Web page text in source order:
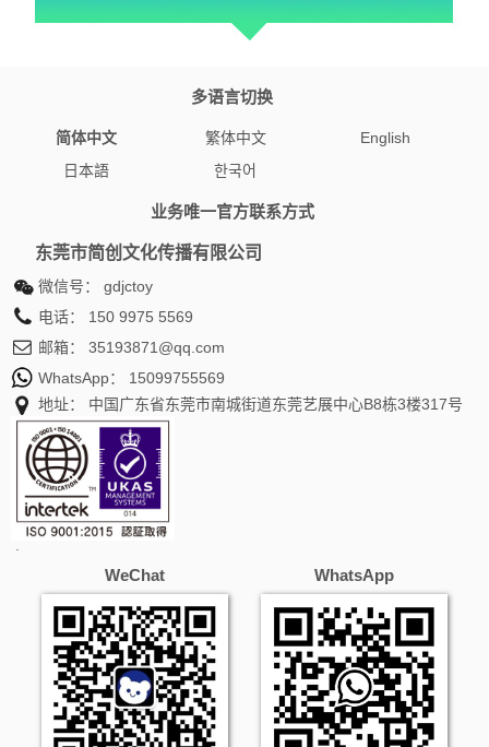
多语言切换
简体中文 繁体中文
English
日本語
한국어
业务唯一官方联系方式
东莞市简创文化传播有限公司
微信号： gdjctoy
电话： 150 9975 5569
邮箱： 35193871@qq.com
WhatsApp： 15099755569
地址： 中国广东省东莞市南城街道东莞艺展中心B8栋3楼317号
WeChat WhatsApp